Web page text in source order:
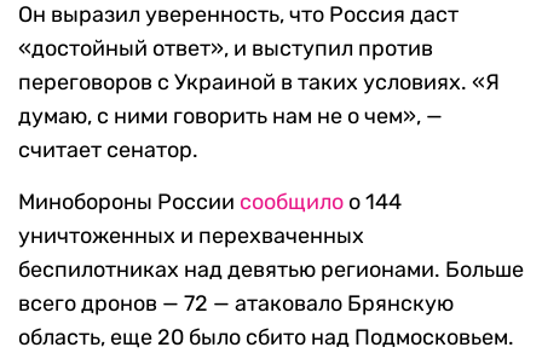
Он выразил уверенность, что Россия даст
«достойный ответ», и выступил против
переговоров с Украиной в таких условиях. «Я
думаю, с ними говорить нам не о чем», —
считает сенатор.
Минобороны России сообщило о 144
уничтоженных и перехваченных
беспилотниках над девятью регионами. Больше
всего дронов — 72 — атаковало Брянскую
область, еще 20 было сбито над Подмосковьем.